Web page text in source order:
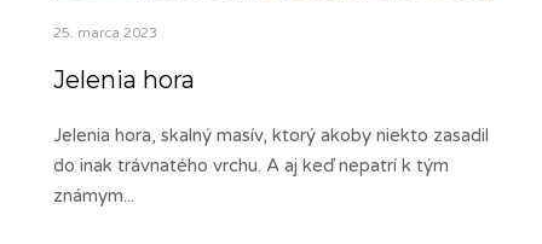
25. marca 2023
Jelenia hora
Jelenia hora, skalný masív, ktorý akoby niekto zasadil
do inak trávnatého vrchu. A aj keď nepatrí k tým
známym...